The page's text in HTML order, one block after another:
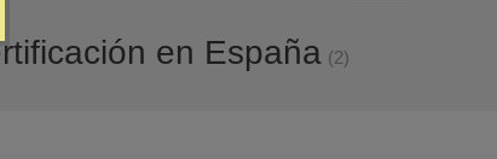
en España (2)